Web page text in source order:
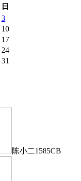
日
3
10
17
24
31
陈小二1585CB